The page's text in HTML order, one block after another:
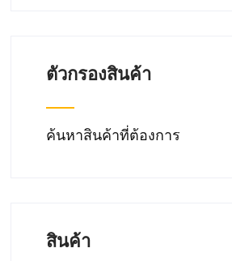
ตัวกรองสินค้า
ค้นหาสินค้าที่ต้องการ
สินค้า